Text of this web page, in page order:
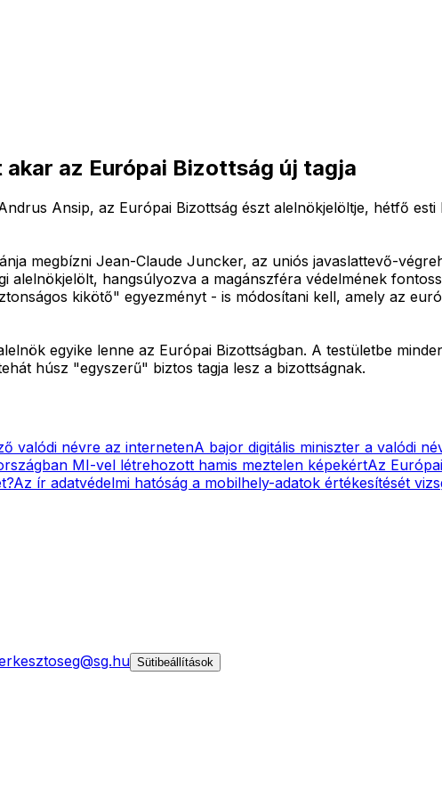
az Európai Bizottság új tagja
Ansip, az Európai Bizottság észt alelnökjelöltje, hétfő
megbízni Jean-Claude Juncker, az uniós javaslattevő-
alelnökjelölt, hangsúlyozva a magánszféra védelmének
kikötő" egyezményt - is módosítani kell, amely az
egyike lenne az Európai Bizottságban. A testületbe
húsz "egyszerű" biztos tagja lesz a bizottságnak.
valódi névre az internetenA bajor digitális miniszter a valódi
MI-vel létrehozott hamis meztelen képekértAz
Az ír adatvédelmi hatóság a mobilhely-adatok értékesítését
Sütibeállítások